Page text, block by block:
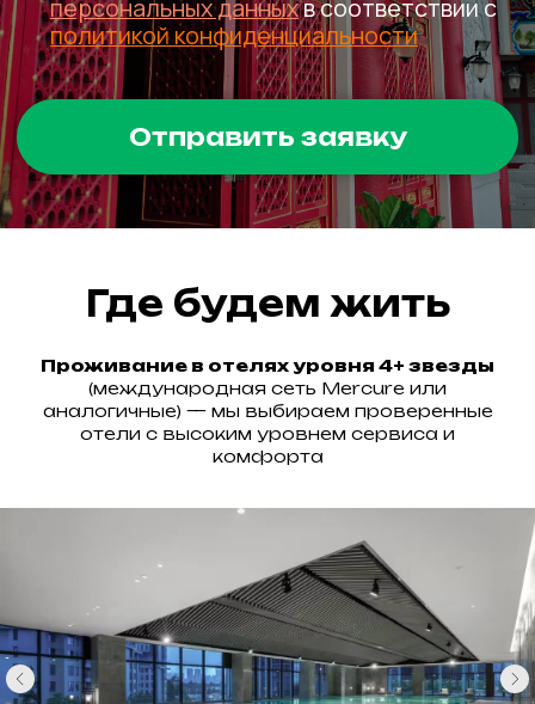
Где будем жить
Проживание в отелях уровня 4+ звезды
(международная сеть Mercure или
аналогичные) — мы выбираем проверенные
отели с высоким уровнем сервиса и
комфорта